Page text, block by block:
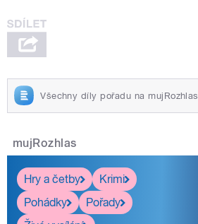
Všechny díly pořadu na mujRozhlas
mujRozhlas
Hry a četby
Krimi
Pohádky
Pořady